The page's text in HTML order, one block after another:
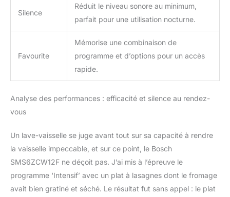
Silence
Réduit le niveau sonore au minimum,
parfait pour une utilisation nocturne.
Favourite
Mémorise une combinaison de
programme et d’options pour un accès
rapide.
Analyse des performances : efficacité et silence au rendez-
vous
Un lave-vaisselle se juge avant tout sur sa capacité à rendre
la vaisselle impeccable, et sur ce point, le Bosch
SMS6ZCW12F ne déçoit pas. J’ai mis à l’épreuve le
programme ‘Intensif’ avec un plat à lasagnes dont le fromage
avait bien gratiné et séché. Le résultat fut sans appel : le plat